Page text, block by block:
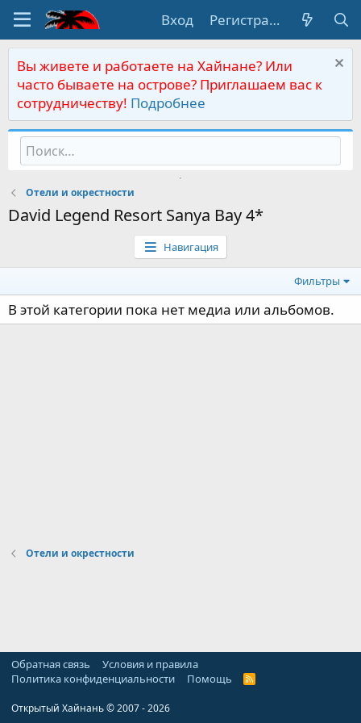
Вход Регистрация
Вы живете и работаете на Хайнане? Или
часто бываете на острове? Приглашаем вас к
сотрудничеству! Подробнее
Отели и окрестности
David Legend Resort Sanya Bay 4*
Навигация
Фильтры
В этой категории пока нет медиа или альбомов.
Отели и окрестности
Обратная связь
Условия и правила
Политика конфиденциальности
Помощь
R
Открытый Хайнань © 2007 - 2026